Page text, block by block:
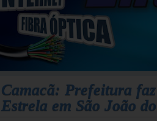
Camacã: Prefeitura
Estrela em São João